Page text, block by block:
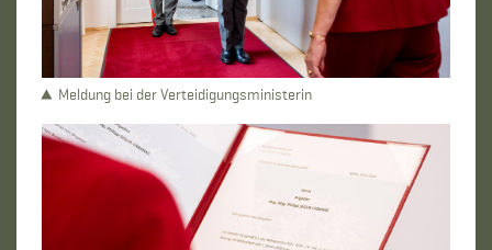
Meldung bei der Verteidigungsministerin